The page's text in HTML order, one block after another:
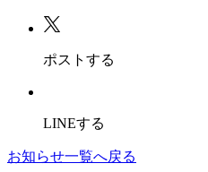
ポストする
LINEする
お知らせ一覧へ戻る